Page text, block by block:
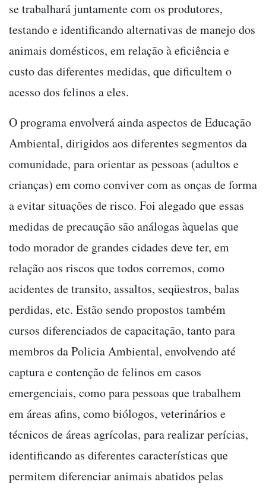
se trabalhará juntamente com os produtores,
testando e identificando alternativas de manejo dos
animais domésticos, em relação à eficiência e
custo das diferentes medidas, que dificultem o
acesso dos felinos a eles.
O programa envolverá ainda aspectos de Educação
Ambiental, dirigidos aos diferentes segmentos da
comunidade, para orientar as pessoas (adultos e
crianças) em como conviver com as onças de forma
a evitar situações de risco. Foi alegado que essas
medidas de precaução são análogas àquelas que
todo morador de grandes cidades deve ter, em
relação aos riscos que todos corremos, como
acidentes de transito, assaltos, seqüestros, balas
perdidas, etc. Estão sendo propostos também
cursos diferenciados de capacitação, tanto para
membros da Policia Ambiental, envolvendo até
captura e contenção de felinos em casos
emergenciais, como para pessoas que trabalhem
em áreas afins, como biólogos, veterinários e
técnicos de áreas agrícolas, para realizar perícias,
identificando as diferentes características que
permitem diferenciar animais abatidos pelas